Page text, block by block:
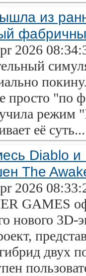
из
2026
просто "по
режим
её суть...
Diablo
The
2026
GAMES
нового
двух